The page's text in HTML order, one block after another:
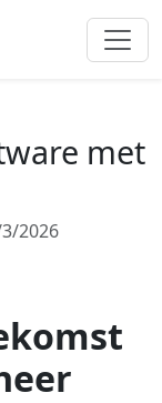
met
2026